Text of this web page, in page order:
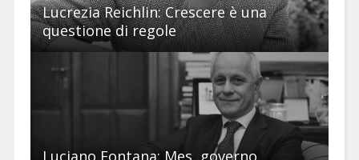
Lucrezia Reichlin: Crescere è una
questione di regole
Luciano Fontana: Mes, governo